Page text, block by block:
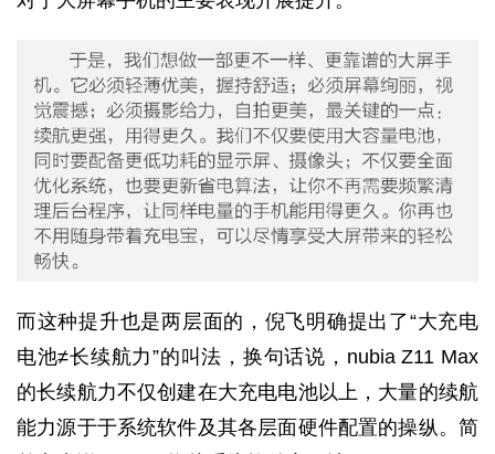
而这种提升也是两层面的，倪飞明确提出了“大充电
电池≠长续航力”的叫法，换句话说，nubia Z11 Max
的长续航力不仅创建在大充电电池以上，大量的续航
能力源于于系统软件及其各层面硬件配置的操纵。简